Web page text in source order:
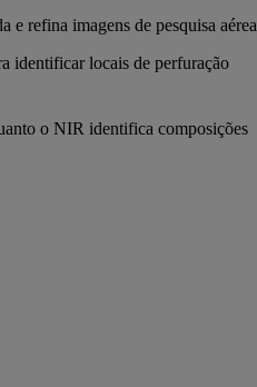
refina imagens de pesquisa aérea
identificar locais de perfuração
o NIR identifica composições